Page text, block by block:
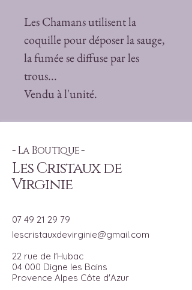
Les Chamans utilisent la
coquille pour déposer la sauge,
la fumée se diffuse par les
trous...
Vendu à l'unité.
- La Boutique -
Les Cristaux de
Virginie
07 49 21 29 79
lescristauxdevirginie@gmail.com
22 rue de l'Hubac
04 000 Digne les Bains
Provence Alpes Côte d'Azur